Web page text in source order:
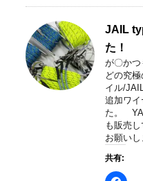
JAIL
た！
が〇か
どの究
イル/
追加ワイ
た。
も販売
お願い
共有: